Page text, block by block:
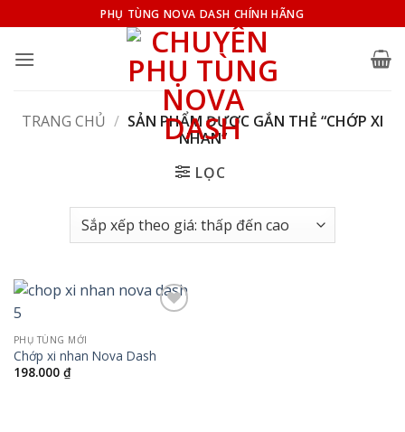
qua
nội
PHỤ TÙNG NOVA DASH CHÍNH HÃNG
TRANG CHỦ / SẢN PHẨM ĐƯỢC GẮN THẺ “CHỚP XI
NHAN”
LỌC
PHỤ TÙNG MỚI
Chớp xi nhan Nova Dash
198.000 ₫